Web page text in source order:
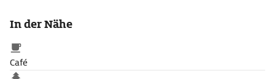
In der Nähe
Café